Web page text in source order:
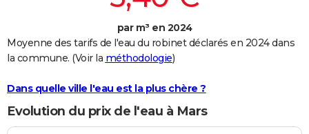
FORUM
par m³ en 2024
Moyenne des tarifs de l'eau du robinet déclarés en 2024 dans
la commune. (Voir la méthodologie)
Dans quelle ville l'eau est la plus chère ?
Evolution du prix de l'eau à Mars